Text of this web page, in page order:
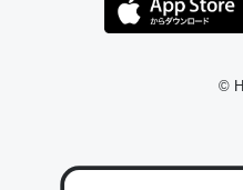
たいなのでネット環境作っ
©